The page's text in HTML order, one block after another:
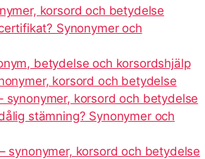
korsord och betydelse
Synonymer och
betydelse och korsordshjälp
korsord och betydelse
synonymer, korsord och betydelse
stämning? Synonymer och
synonymer, korsord och betydelse